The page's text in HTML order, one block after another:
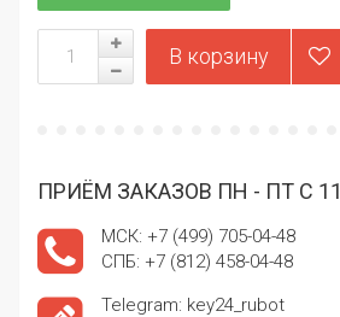
ПРИЁМ ЗАКАЗОВ ПН - ПТ С 11
МСК: +7 (499) 705-04-48
СПБ: +7 (812) 458-04-48
Telegram: key24_rubot